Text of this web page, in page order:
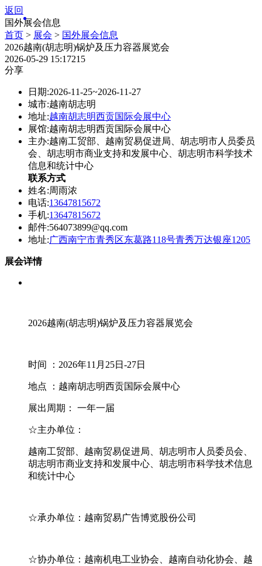
返回
国外展会信息
首页 > 展会 > 国外展会信息
2026越南(胡志明)锅炉及压力容器展览会
2026-05-29 15:17215
分享
日期:2026-11-25~2026-11-27
城市:越南胡志明
地址:越南胡志明西贡国际会展中心
展馆:越南胡志明西贡国际会展中心
主办:越南工贸部、越南贸易促进局、胡志明市人员委员
会、胡志明市商业支持和发展中心、胡志明市科学技术
信息和统计中心
联系方式
姓名:周雨浓
电话:13647815672
手机:13647815672
邮件:564073899@qq.com
地址:广西南宁市青秀区东葛路118号青秀万达银座1205
展会详情
2026越南(胡志明)锅炉及压力容器展览会
时间 ：2026年11月25日-27日
地点 ：越南胡志明西贡国际会展中心
展出周期： 一年一届
☆主办单位：
越南工贸部、越南贸易促进局、胡志明市人员委员会、
胡志明市商业支持和发展中心、胡志明市科学技术信息
和统计中心
☆承办单位：越南贸易广告博览股份公司
☆协办单位：越南机电工业协会、越南自动化协会、越